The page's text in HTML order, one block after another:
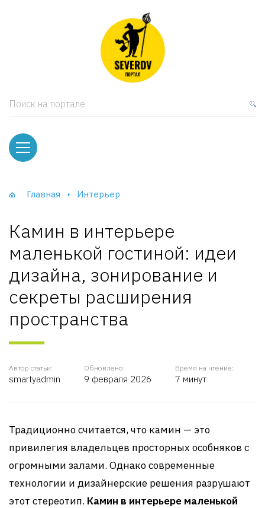
Поиск на портале
Главная Интерьер
Камин в интерьере
маленькой гостиной: идеи
дизайна, зонирование и
секреты расширения
пространства
Автор статьи:
smartyadmin
Обновлено:
9 февраля 2026
Время на чтение:
7 минут
Традиционно считается, что камин — это
привилегия владельцев просторных особняков с
огромными залами. Однако современные
технологии и дизайнерские решения разрушают
этот стереотип. Камин в интерьере маленькой
и тумбы